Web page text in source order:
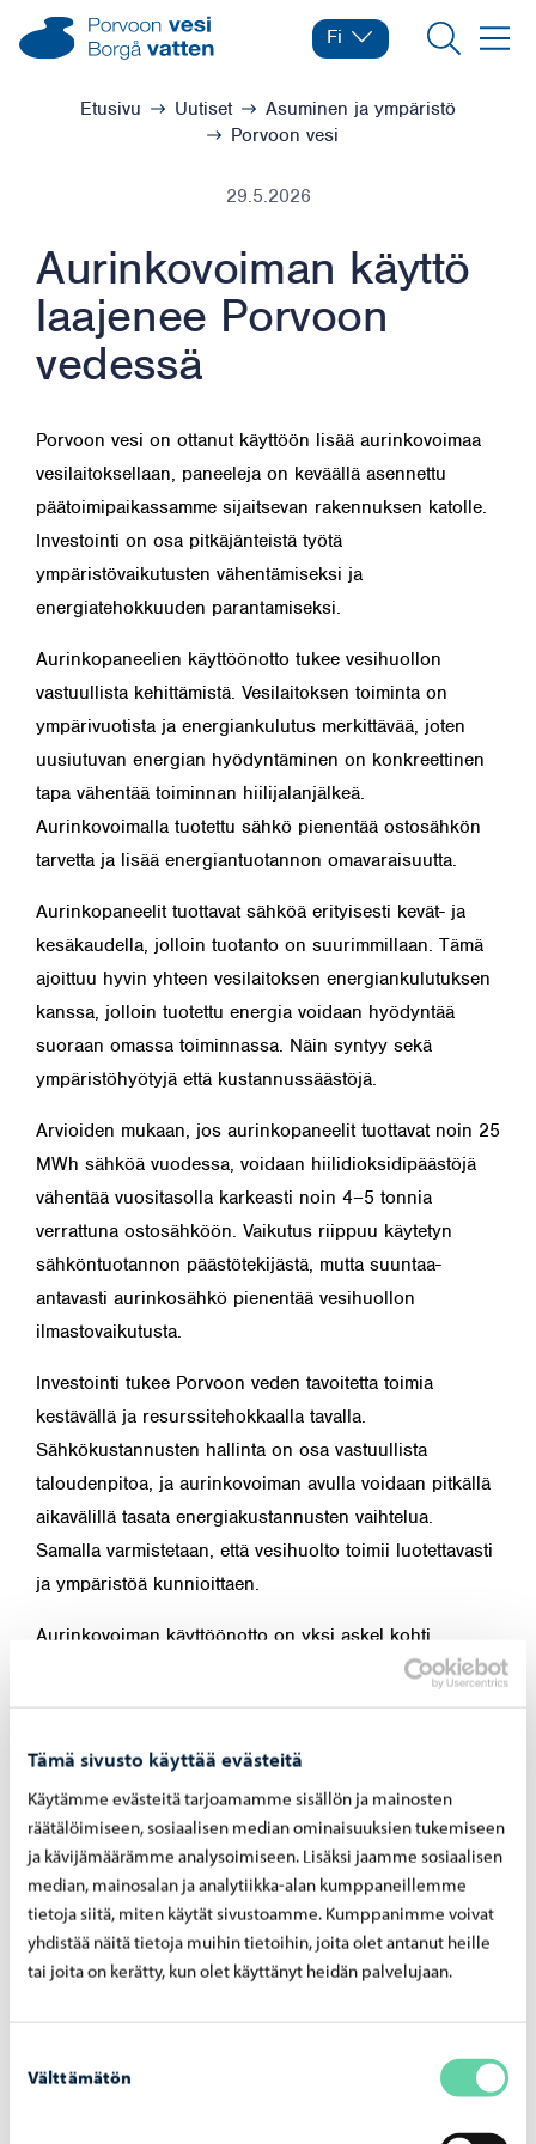
Tämä sivusto käyttää evästeitä
Käytämme evästeitä tarjoamamme sisällön ja mainosten
räätälöimiseen, sosiaalisen median ominaisuuksien tukemiseen
ja kävijämäärämme analysoimiseen. Lisäksi jaamme sosiaalisen
median, mainosalan ja analytiikka-alan kumppaneillemme
tietoja siitä, miten käytät sivustoamme. Kumppanimme voivat
yhdistää näitä tietoja muihin tietoihin, joita olet antanut heille
tai joita on kerätty, kun olet käyttänyt heidän palvelujaan.
valinta
Välttämätön
Siirry sisältöön Porvoon vesi – Siirry kotisivulle
Vaihda kieltä
Nykyinen kieli: Suomi
Fi
Hae
Selaa:Etusivu Uutiset
Asuminen ja ympäristö
Porvoon vesi
29.5.2026
Aurinkovoiman käyttö
laajenee Porvoon
vedessä
Porvoon vesi on ottanut käyttöön lisää aurinkovoimaa
vesilaitoksellaan, paneeleja on keväällä asennettu
päätoimipaikassamme sijaitsevan rakennuksen katolle.
Investointi on osa pitkäjänteistä työtä
ympäristövaikutusten vähentämiseksi ja
energiatehokkuuden parantamiseksi.
Aurinkopaneelien käyttöönotto tukee vesihuollon
vastuullista kehittämistä. Vesilaitoksen toiminta on
ympärivuotista ja energiankulutus merkittävää, joten
uusiutuvan energian hyödyntäminen on konkreettinen
tapa vähentää toiminnan hiilijalanjälkeä.
Aurinkovoimalla tuotettu sähkö pienentää ostosähkön
tarvetta ja lisää energiantuotannon omavaraisuutta.
Aurinkopaneelit tuottavat sähköä erityisesti kevät- ja
kesäkaudella, jolloin tuotanto on suurimmillaan. Tämä
ajoittuu hyvin yhteen vesilaitoksen energiankulutuksen
kanssa, jolloin tuotettu energia voidaan hyödyntää
suoraan omassa toiminnassa. Näin syntyy sekä
ympäristöhyötyjä että kustannussäästöjä.
Arvioiden mukaan, jos aurinkopaneelit tuottavat noin 25
MWh sähköä vuodessa, voidaan hiilidioksidipäästöjä
vähentää vuositasolla karkeasti noin 4–5 tonnia
verrattuna ostosähköön. Vaikutus riippuu käytetyn
sähköntuotannon päästötekijästä, mutta suuntaa-
antavasti aurinkosähkö pienentää vesihuollon
ilmastovaikutusta.
Investointi tukee Porvoon veden tavoitetta toimia
kestävällä ja resurssitehokkaalla tavalla.
Sähkökustannusten hallinta on osa vastuullista
taloudenpitoa, ja aurinkovoiman avulla voidaan pitkällä
aikavälillä tasata energiakustannusten vaihtelua.
Samalla varmistetaan, että vesihuolto toimii luotettavasti
ja ympäristöä kunnioittaen.
Aurinkovoiman käyttöönotto on yksi askel kohti
ympäristöystävällisempää vesihuoltoa. Porvoon vesi
jatkaa aktiivisesti toimenpiteitä, joilla voidaan vähentää
energiatehokkuutta myös tulevaisuudessa. Aiemmin
olemme ottaneet käyttöön käsitellyn jäteveden lämmön
talteenoton ja hyödyntämisen prosessitilojemme
lämmityksessä. Myös aurinkopaneeleja on ollut
käytössä jo noin 10 vuoden ajan
keskuspuhdistamollamme.